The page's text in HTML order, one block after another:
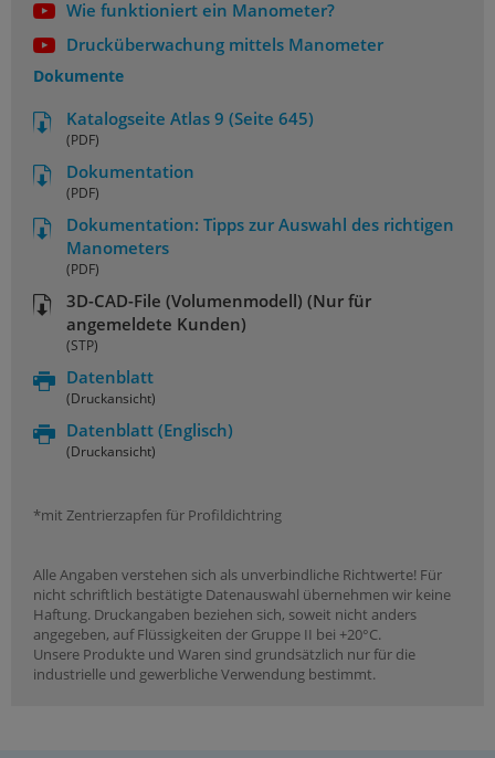
Wie funktioniert ein Manometer?
Drucküberwachung mittels Manometer
Dokumente
Katalogseite Atlas 9 (Seite 645)
(PDF)
Dokumentation
(PDF)
Dokumentation: Tipps zur Auswahl des richtigen
Manometers
(PDF)
3D-CAD-File (Volumenmodell) (Nur für
angemeldete Kunden)
(STP)
Datenblatt
(Druckansicht)
Datenblatt (Englisch)
(Druckansicht)
*mit Zentrierzapfen für Profildichtring
Alle Angaben verstehen sich als unverbindliche Richtwerte! Für
nicht schriftlich bestätigte Datenauswahl übernehmen wir keine
Haftung. Druckangaben beziehen sich, soweit nicht anders
angegeben, auf Flüssigkeiten der Gruppe II bei +20°C.
Unsere Produkte und Waren sind grundsätzlich nur für die
industrielle und gewerbliche Verwendung bestimmt.